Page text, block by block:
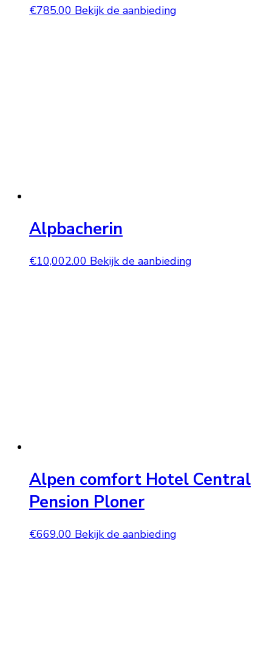
€785.00 Bekijk de aanbieding
Alpbacherin
€10,002.00 Bekijk de aanbieding
Alpen comfort Hotel Central
Pension Ploner
€669.00 Bekijk de aanbieding